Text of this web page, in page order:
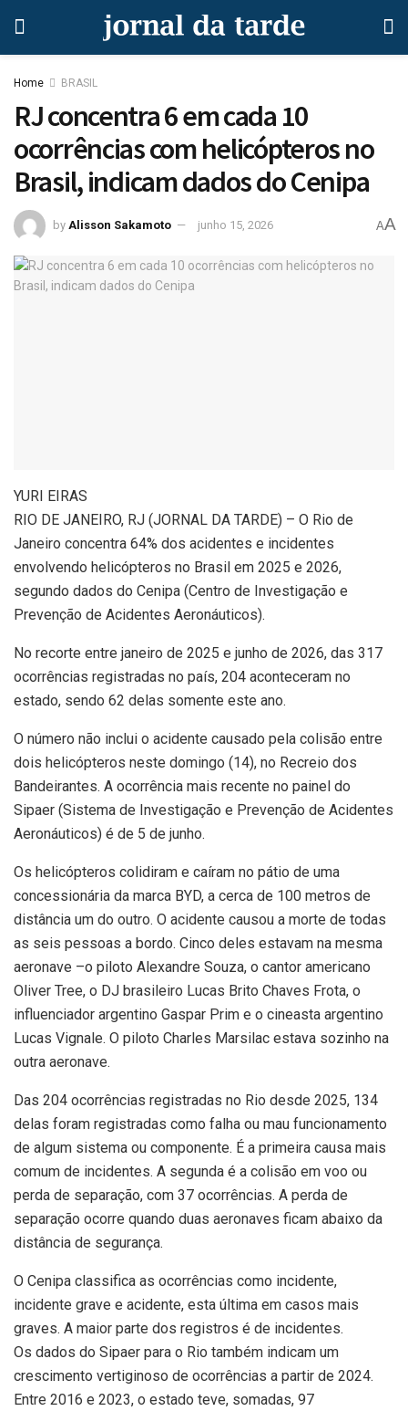
Home BRASIL
RJ concentra 6 em cada 10
ocorrências com helicópteros no
Brasil, indicam dados do Cenipa
by Alisson Sakamoto junho 15, 2026 AA
YURI EIRAS
RIO DE JANEIRO, RJ (JORNAL DA TARDE) – O Rio de
Janeiro concentra 64% dos acidentes e incidentes
envolvendo helicópteros no Brasil em 2025 e 2026,
segundo dados do Cenipa (Centro de Investigação e
Prevenção de Acidentes Aeronáuticos).
No recorte entre janeiro de 2025 e junho de 2026, das 317
ocorrências registradas no país, 204 aconteceram no
estado, sendo 62 delas somente este ano.
O número não inclui o acidente causado pela colisão entre
dois helicópteros neste domingo (14), no Recreio dos
Bandeirantes. A ocorrência mais recente no painel do
Sipaer (Sistema de Investigação e Prevenção de Acidentes
Aeronáuticos) é de 5 de junho.
Os helicópteros colidiram e caíram no pátio de uma
concessionária da marca BYD, a cerca de 100 metros de
distância um do outro. O acidente causou a morte de todas
as seis pessoas a bordo. Cinco deles estavam na mesma
aeronave –o piloto Alexandre Souza, o cantor americano
Oliver Tree, o DJ brasileiro Lucas Brito Chaves Frota, o
influenciador argentino Gaspar Prim e o cineasta argentino
Lucas Vignale. O piloto Charles Marsilac estava sozinho na
outra aeronave.
Das 204 ocorrências registradas no Rio desde 2025, 134
delas foram registradas como falha ou mau funcionamento
de algum sistema ou componente. É a primeira causa mais
comum de incidentes. A segunda é a colisão em voo ou
perda de separação, com 37 ocorrências. A perda de
separação ocorre quando duas aeronaves ficam abaixo da
distância de segurança.
O Cenipa classifica as ocorrências como incidente,
incidente grave e acidente, esta última em casos mais
graves. A maior parte dos registros é de incidentes.
Os dados do Sipaer para o Rio também indicam um
crescimento vertiginoso de ocorrências a partir de 2024.
Entre 2016 e 2023, o estado teve, somadas, 97